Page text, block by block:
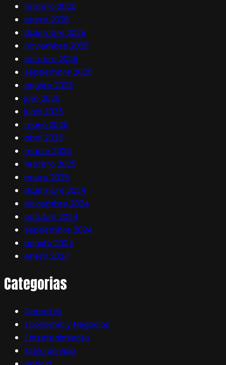
febrero 2026
enero 2026
diciembre 2025
noviembre 2025
octubre 2025
septiembre 2025
agosto 2025
julio 2025
junio 2025
mayo 2025
abril 2025
marzo 2025
febrero 2025
enero 2025
diciembre 2024
noviembre 2024
octubre 2024
septiembre 2024
agosto 2024
enero 2023
Categorias
Deportes
Economía y Negocios
Entretenimiento
Estilo de vida